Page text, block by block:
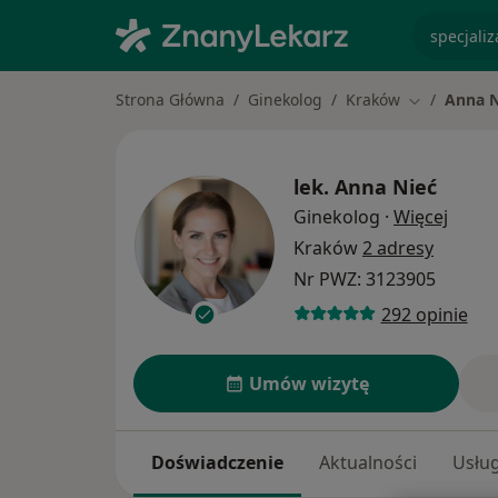
Strona Główna Ginekolog Kraków ZmieńAnna
lek. Anna Nieć
Ginekolog · Więcej
Kraków2 adresy
Nr PWZ: 3123905
292 opinie
Umów wizytę
Doświadczenie Aktualności